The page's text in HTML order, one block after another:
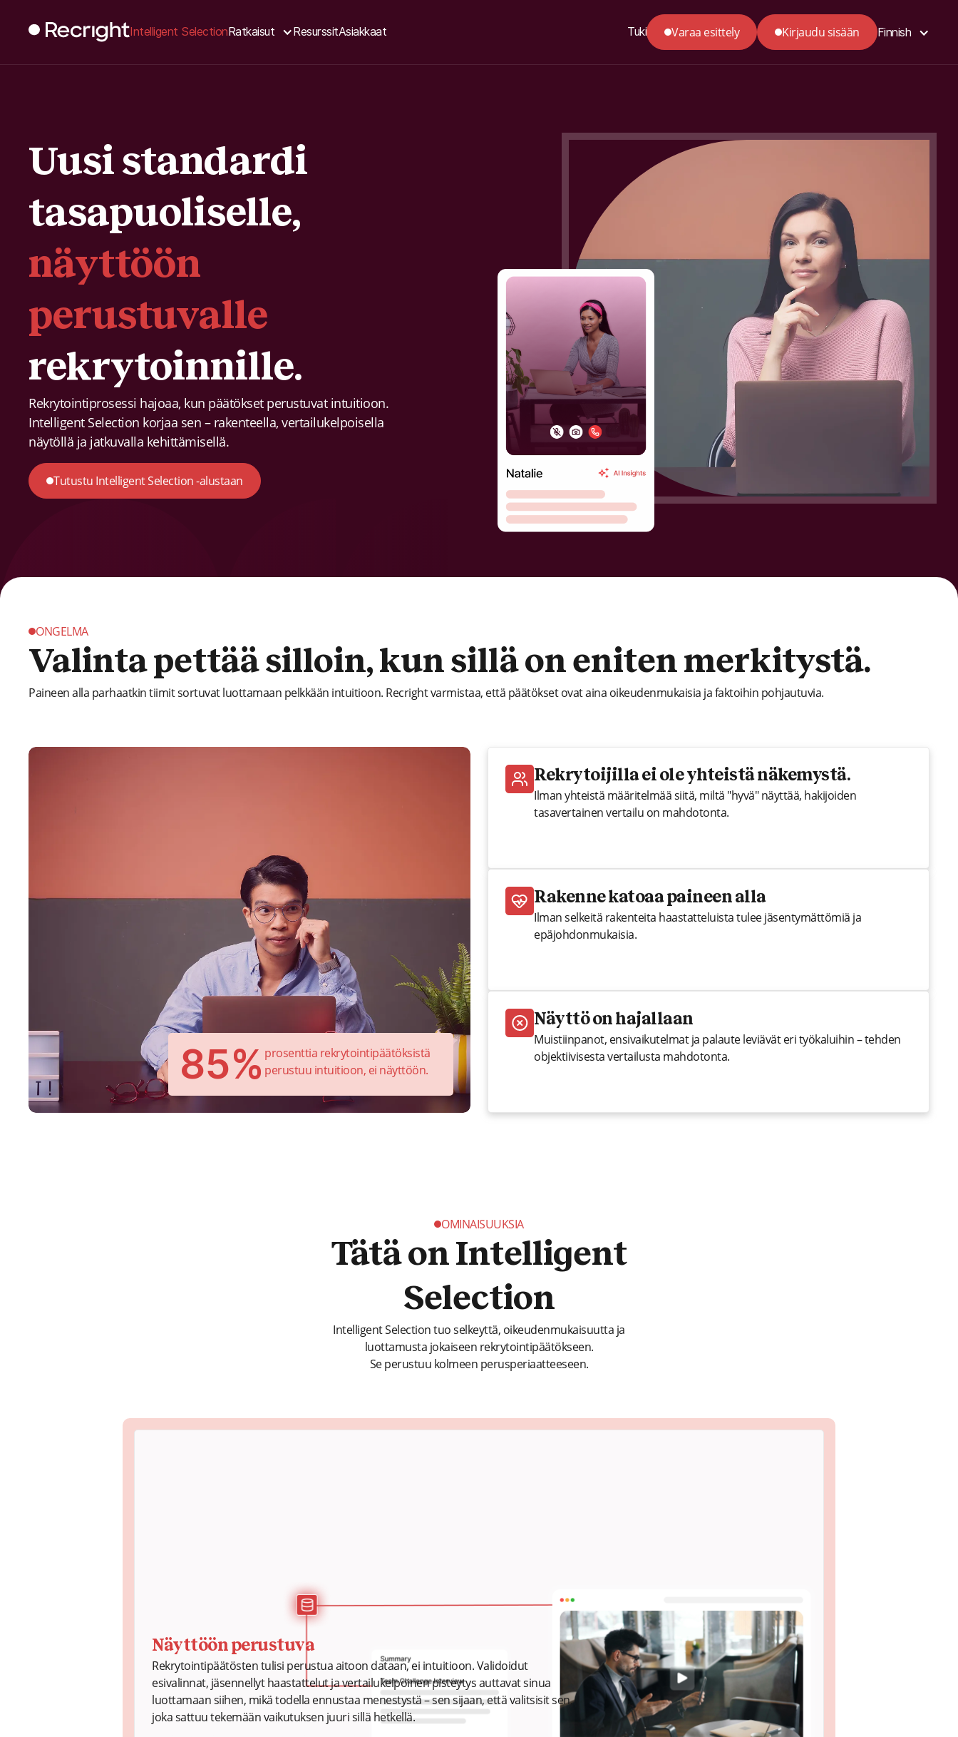
Intelligent SelectionRatkaisut ResurssitAsiakkaat Tuki Varaa esittely Kirjaudu sisään Finnish
Uusi standardi
tasapuoliselle,
näyttöön
perustuvalle
rekrytoinnille.
Rekrytointiprosessi hajoaa, kun päätökset perustuvat intuitioon.
Intelligent Selection korjaa sen – rakenteella, vertailukelpoisella
näytöllä ja jatkuvalla kehittämisellä.
Tutustu Intelligent Selection -alustaan
ONGELMA
Valinta pettää silloin, kun sillä on eniten merkitystä.
Paineen alla parhaatkin tiimit sortuvat luottamaan pelkkään intuitioon. Recright varmistaa, että päätökset ovat aina oikeudenmukaisia ja faktoihin pohjautuvia.
85% prosenttia rekrytointipäätöksistä
perustuu intuitioon, ei näyttöön.
Rekrytoijilla ei ole yhteistä näkemystä.
Ilman yhteistä määritelmää siitä, miltä "hyvä" näyttää, hakijoiden
tasavertainen vertailu on mahdotonta.
Rakenne katoaa paineen alla
Ilman selkeitä rakenteita haastatteluista tulee jäsentymättömiä ja
epäjohdonmukaisia.
Näyttö on hajallaan
Muistiinpanot, ensivaikutelmat ja palaute leviävät eri työkaluihin – tehden
objektiivisesta vertailusta mahdotonta.
OMINAISUUKSIA
Tätä on Intelligent
Selection
Intelligent Selection tuo selkeyttä, oikeudenmukaisuutta ja
luottamusta jokaiseen rekrytointipäätökseen.
Se perustuu kolmeen perusperiaatteeseen.
Näyttöön perustuva
Rekrytointipäätösten tulisi perustua aitoon dataan, ei intuitioon. Validoidut
esivalinnat, jäsennellyt haastattelut ja vertailukelpoinen pisteytys auttavat sinua
luottamaan siihen, mikä todella ennustaa menestystä – sen sijaan, että valitsisit sen,
joka sattuu tekemään vaikutuksen juuri sillä hetkellä.